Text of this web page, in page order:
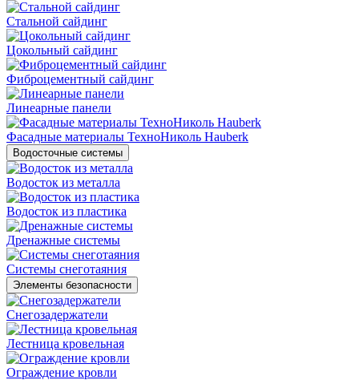
Стальной сайдинг
Цокольный сайдинг
Фиброцементный сайдинг
Линеарные панели
Фасадные материалы ТехноНиколь Hauberk
Водосточные системы
Водосток из металла
Водосток из пластика
Дренажные системы
Системы снеготаяния
Элементы безопасности
Снегозадержатели
Лестница кровельная
Ограждение кровли